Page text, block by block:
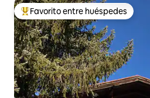
Favorito entre huéspedes preferido
Favorito entre huéspedes